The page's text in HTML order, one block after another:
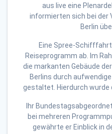
aus live eine
informierten sich bei der
Berlin
Eine Spree-
Reiseprogramm ab. Im
die markanten Gebäude
Berlins durch
gestaltet. Hierdurch wurde
Ihr
bei mehreren
gewährte er Einblick in